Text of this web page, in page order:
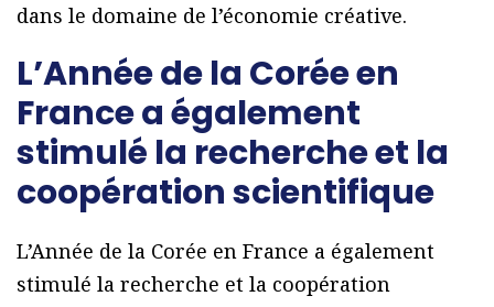
dans le domaine de l’économie créative.
L’Année de la Corée en
France a également
stimulé la recherche et la
coopération scientifique
L’Année de la Corée en France a également
stimulé la recherche et la coopération